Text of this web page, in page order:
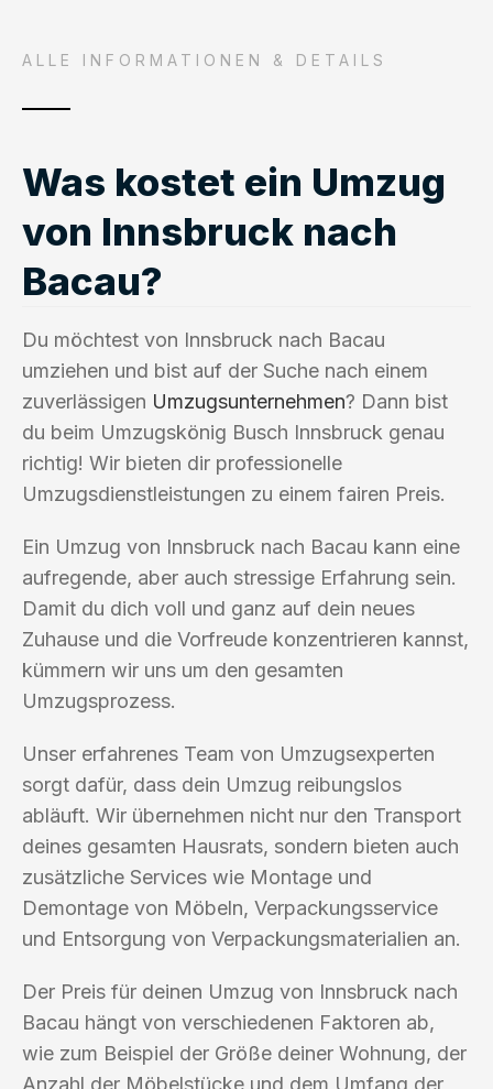
ALLE INFORMATIONEN & DETAILS
Was kostet ein Umzug
von Innsbruck nach
Bacau?
Du möchtest von Innsbruck nach Bacau
umziehen und bist auf der Suche nach einem
zuverlässigen Umzugsunternehmen? Dann bist
du beim Umzugskönig Busch Innsbruck genau
richtig! Wir bieten dir professionelle
Umzugsdienstleistungen zu einem fairen Preis.
Ein Umzug von Innsbruck nach Bacau kann eine
aufregende, aber auch stressige Erfahrung sein.
Damit du dich voll und ganz auf dein neues
Zuhause und die Vorfreude konzentrieren kannst,
kümmern wir uns um den gesamten
Umzugsprozess.
Unser erfahrenes Team von Umzugsexperten
sorgt dafür, dass dein Umzug reibungslos
abläuft. Wir übernehmen nicht nur den Transport
deines gesamten Hausrats, sondern bieten auch
zusätzliche Services wie Montage und
Demontage von Möbeln, Verpackungsservice
und Entsorgung von Verpackungsmaterialien an.
Der Preis für deinen Umzug von Innsbruck nach
Bacau hängt von verschiedenen Faktoren ab,
wie zum Beispiel der Größe deiner Wohnung, der
Anzahl der Möbelstücke und dem Umfang der